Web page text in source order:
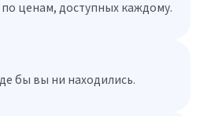
ценам, доступных каждому.
бы вы ни находились.